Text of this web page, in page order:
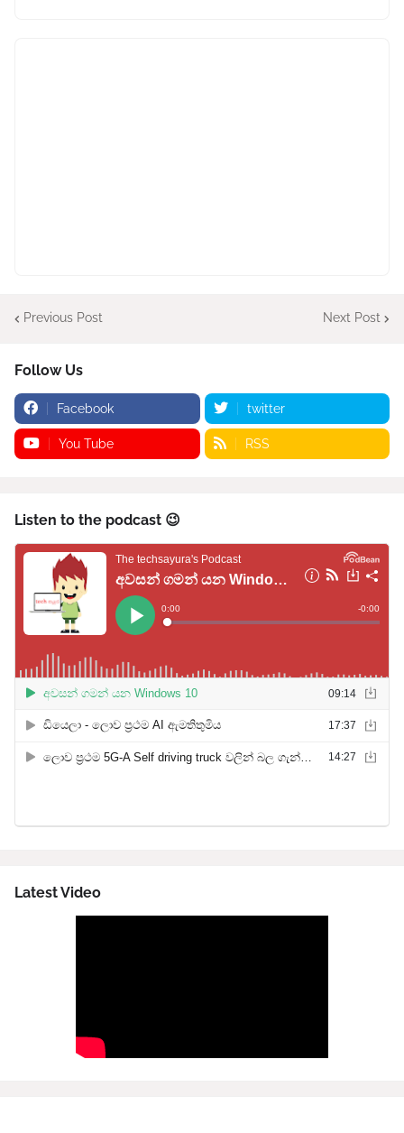
Previous Post Next Post
Follow Us
Facebook twitter
You Tube RSS
Listen to the podcast 😉
Latest Video